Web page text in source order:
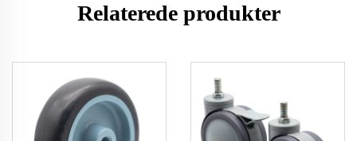
Relaterede produkter